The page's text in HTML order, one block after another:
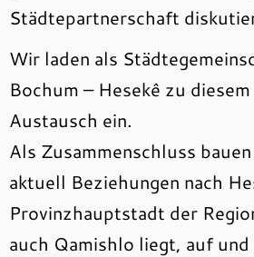
Städtepartnerschaft
Wir laden als
Bochum – Hesekê zu
Austausch ein.
Als Zusammenschluss
aktuell Beziehungen nach
Provinzhauptstadt der
auch Qamishlo liegt, auf